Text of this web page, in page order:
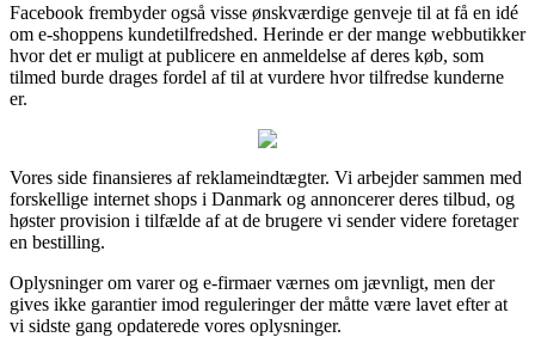
Facebook frembyder også visse ønskværdige genveje til at få en idé
om e-shoppens kundetilfredshed. Herinde er der mange webbutikker
hvor det er muligt at publicere en anmeldelse af deres køb, som
tilmed burde drages fordel af til at vurdere hvor tilfredse kunderne
er.
Vores side finansieres af reklameindtægter. Vi arbejder sammen med
forskellige internet shops i Danmark og annoncerer deres tilbud, og
høster provision i tilfælde af at de brugere vi sender videre foretager
en bestilling.
Oplysninger om varer og e-firmaer værnes om jævnligt, men der
gives ikke garantier imod reguleringer der måtte være lavet efter at
vi sidste gang opdaterede vores oplysninger.